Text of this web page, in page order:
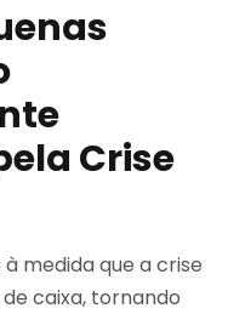
Crise
medida que a crise
caixa, tornando